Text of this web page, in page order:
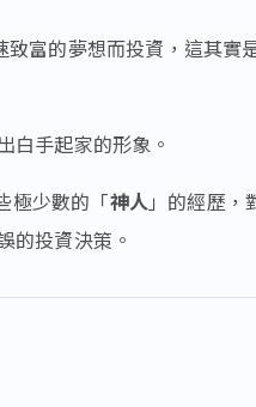
富的夢想而投資，這其實
白手起家的形象。
極少數的「神人」的經歷，
的投資決策。